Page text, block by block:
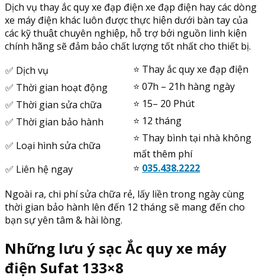
Dịch vụ thay ắc quy xe đạp điện xe đạp điện hay các dòng
xe máy điện khác luôn được thực hiện dưới bàn tay của
các kỹ thuật chuyên nghiệp, hỗ trợ bởi nguồn linh kiện
chính hãng sẽ đảm bảo chất lượng tốt nhất cho thiết bị.
✅ Dịch vụ
⭐️ Thay ắc quy xe đạp điện
✅ Thời gian hoạt động
⭐️ 07h – 21h hàng ngày
✅ Thời gian sửa chữa
⭐️ 15– 20 Phút
✅ Thời gian bảo hành
⭐️ 12 tháng
✅ Loại hình sửa chữa
⭐️ Thay bình tại nhà không
mất thêm phí
✅ Liên hệ ngay
⭐️ 035.438.2222
Ngoài ra, chi phí sửa chữa rẻ, lấy liền trong ngày cùng
thời gian bảo hành lên đến 12 tháng sẽ mang đến cho
bạn sự yên tâm & hài lòng.
Những lưu ý sạc Ắc quy xe máy
điện Sufat 133×8